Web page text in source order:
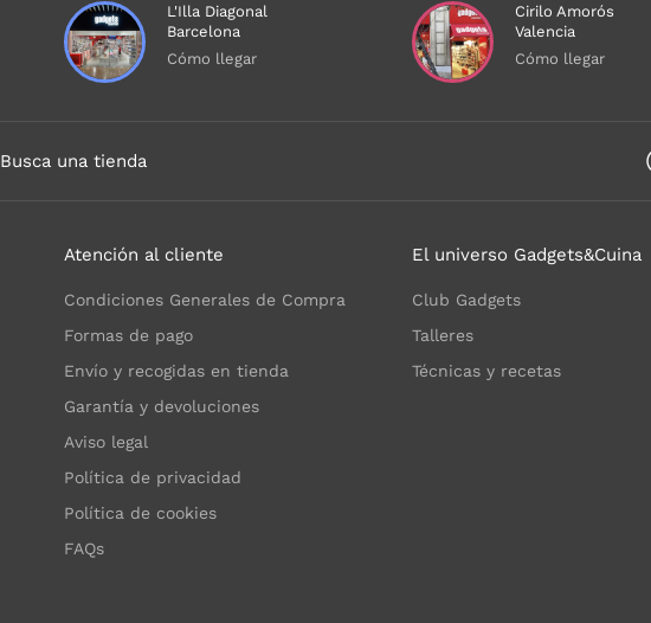
L'Illa Diagonal
Barcelona
Cómo llegar
Cirilo Amorós
Valencia
Cómo llegar
Busca una tienda
Atención al cliente
Condiciones Generales de Compra
Formas de pago
Envío y recogidas en tienda
Garantía y devoluciones
Aviso legal
Política de privacidad
Política de cookies
FAQs
El universo Gadgets&Cuina
Club Gadgets
Talleres
Técnicas y recetas